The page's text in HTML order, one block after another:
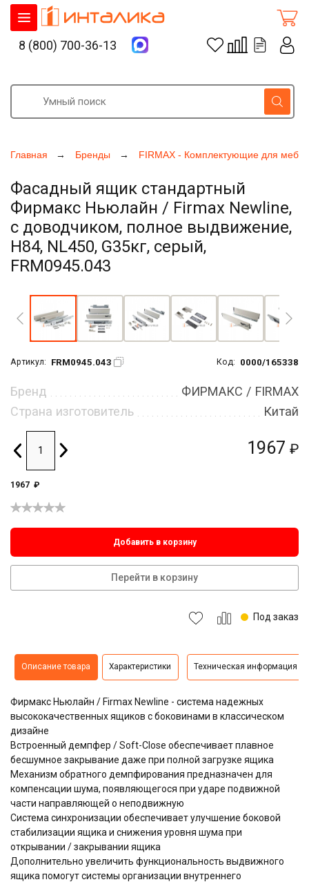
Главная Бренды FIRMAX - Комплектующие для
Фасадный ящик стандартный
Фирмакс Ньюлайн / Firmax Newline,
с доводчиком, полное выдвижение,
H84, NL450, G35кг, серый,
FRM0945.043
Артикул: FRM0945.043 Код: 0000/165338
1967 ₽
Бренд
ФИРМАКС / FIRMAX
Страна изготовитель
Китай
1967 ₽
Добавить в корзину
Перейти в корзину
Под заказ
Описание товара Характеристики Техническая информация
Фирмакс Ньюлайн / Firmax Newline - система надежных
высококачественных ящиков с боковинами в классическом
дизайне
Встроенный демпфер / Soft-Close обеспечивает плавное
бесшумное закрывание даже при полной загрузке ящика
Механизм обратного демпфирования предназначен для
компенсации шума, появляющегося при ударе подвижной
части направляющей о неподвижную
Система синхронизации обеспечивает улучшение боковой
стабилизации ящика и снижения уровня шума при
открывании / закрывании ящика
Дополнительно увеличить функциональность выдвижного
ящика помогут системы организации внутреннего
8 (800) 700-36-13